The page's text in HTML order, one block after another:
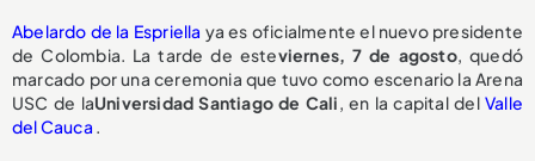
Abelardo de la Espriella ya es oficialmente el nuevo presidente
de Colombia. La tarde de esteviernes, 7 de agosto, quedó
marcado por una ceremonia que tuvo como escenario la Arena
USC de laUniversidad Santiago de Cali, en la capital del Valle
del Cauca .